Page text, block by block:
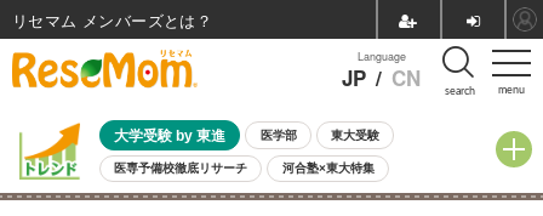
menu
Language
JP / CN search
大学受験 by 東進 医学部 東大受験
医専予備校徹底リサーチ 河合塾×東大特集
親子で考える大学選び 高校受験 中学受験 小学校受験
リセマム メンバーズ